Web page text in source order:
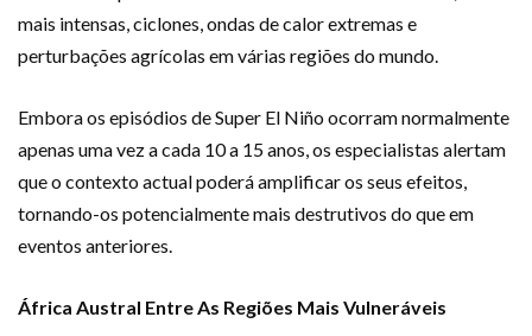
mais intensas, ciclones, ondas de calor extremas e
perturbações agrícolas em várias regiões do mundo.
Embora os episódios de Super El Niño ocorram normalmente
apenas uma vez a cada 10 a 15 anos, os especialistas alertam
que o contexto actual poderá amplificar os seus efeitos,
tornando-os potencialmente mais destrutivos do que em
eventos anteriores.
África Austral Entre As Regiões Mais Vulneráveis